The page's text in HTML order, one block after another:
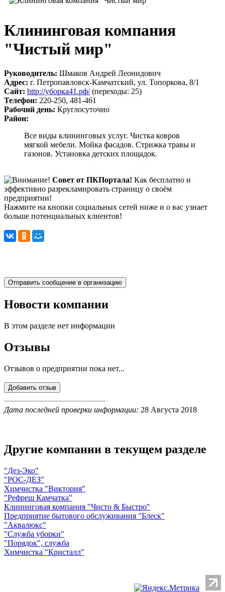
Клининговая компания
"Чистый мир"
Руководитель: Шмаков Андрей Леонидович
Адрес: г. Петропавловск-Камчатский, ул. Топоркова, 8/1
Сайт: http://уборка41.рф/(переходы: 25)
Телефон: 220-250, 481-461
Рабочий день: Круглосуточно
Район:
Все виды клининговых услуг. Чистка ковров
мягкой мебели. Мойка фасадов. Стрижка травы и
газонов. Установка детских площадок.
Совет от ПКПортала! Как бесплатно и
эффективно разрекламировать страницу о своём
предприятии!
Нажмите на кнопки социальных сетей ниже и о вас узнает
больше потенциальных клиентов!
Новости компании
В этом разделе нет информации
Отзывы
Отзывов о предприятии пока нет...
Дата последней проверки информации: 28 Августа 2018
Другие компании в текущем разделе
"Дез-Эко"
"РОС-ДЕЗ"
Химчистка "Виктория"
"Рефреш Камчатка"
Клининговая компания "Чисто & Быстро"
Предприятие бытового обслуживания "Блеск"
"Аквалюкс"
"Служба уборки"
"Порядок", служба
Химчистка "Кристалл"